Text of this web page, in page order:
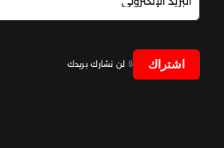
اشتراك 🔒 لن نشارك بريدك